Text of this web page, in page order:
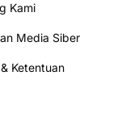
Kami
Media Siber
Ketentuan